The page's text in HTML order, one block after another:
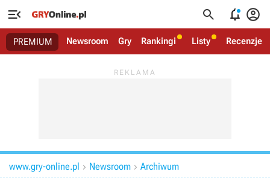
   
PREMIUM Newsroom Gry Rankingi Listy Recenzje
www.gry-online.pl  Newsroom  Archiwum